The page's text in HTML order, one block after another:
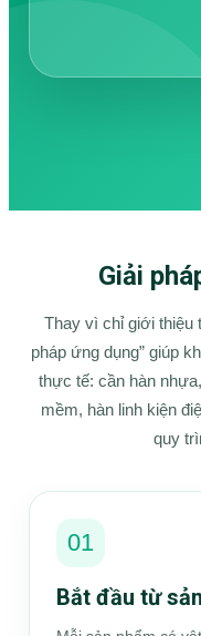
Giải
Thay vì chỉ giới thiệu
pháp ứng dụng” giúp
thực tế: cần hàn
mềm, hàn linh kiện
quy
01
Bắt đầu từ